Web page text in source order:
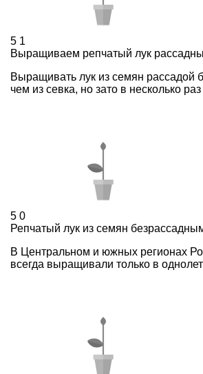
5 1
Выращиваем репчатый лук
Выращивать лук из семян рассадой
чем из севка, но зато в несколько
5 0
Репчатый лук из семян
В Центральном и южных регионах
всегда выращивали только в